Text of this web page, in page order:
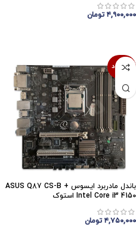
۴,۹۰۰,۰۰۰ تومان
ناموجود
باندل مادربرد ایسوس ASUS Q87 CS-B +
Intel Core i3 4150 استوک
۴,۷۵۰,۰۰۰ تومان